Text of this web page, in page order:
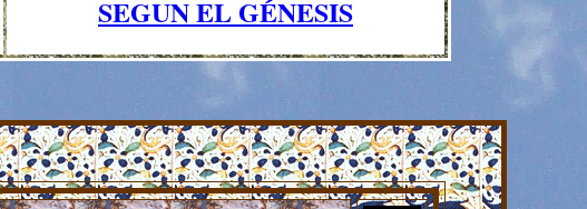
SEGUN EL GÉNESIS